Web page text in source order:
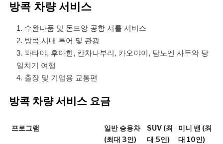
방콕 차량 서비스
수완나품 및 돈므앙 공항 셔틀 서비스
방콕 시내 투어 및 관광
파타야, 후아힌, 칸차나부리, 카오야이, 담노엔 사두악 당
일치기 여행
출장 및 기업용 교통편
방콕 차량 서비스 요금
프로그램
일반 승용차
(최대 3인)
SUV (최
대 5인)
미니 밴 (최
대 10인)